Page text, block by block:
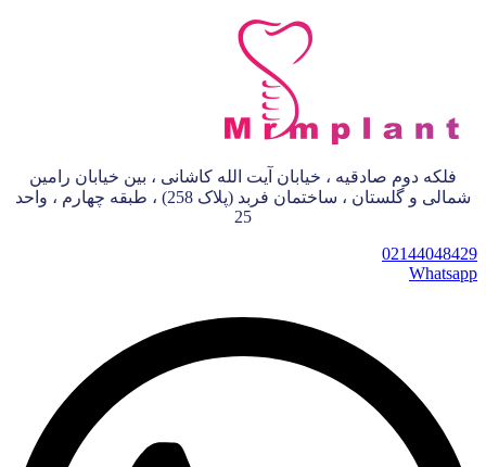
فلکه دوم صادقیه ، خیابان آیت الله کاشانی ، بین خیابان رامین
شمالی و گلستان ، ساختمان فربد (پلاک 258) ، طبقه چهارم ، واحد
25
02144048429
Whatsapp